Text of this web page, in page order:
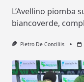
L’Avellino piomba
biancoverde,
Pietro De Conciliis